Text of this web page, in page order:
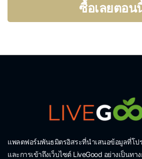
ซื้อเลยตอน
แพลตฟอร์มพันธมิตรอิสระที่นำเสนอข้อมูลที่โป
และการเข้าถึงเว็บไซต์ LiveGood อย่างเป็นท